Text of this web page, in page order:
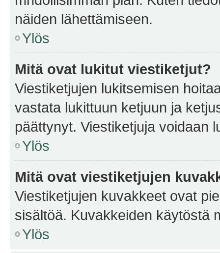
näiden lähettämiseen.
Ylös
Mitä ovat lukitut viestiketjut?
Viestiketjujen lukitsemisen
vastata lukittuun ketjuun ja
päättynyt. Viestiketjuja voidaan
Ylös
Mitä ovat viestiketjujen
Viestiketjujen kuvakkeet ovat
sisältöä. Kuvakkeiden käytöstä
Ylös